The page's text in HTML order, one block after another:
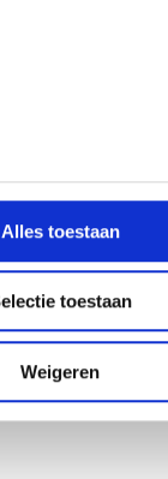
Alles toestaan
toestaan
Weigeren
of wil je
we helpen je